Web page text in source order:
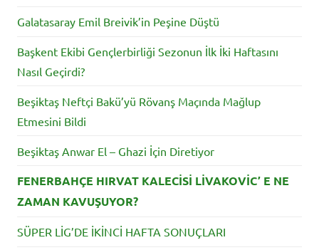
Galatasaray Emil Breivik’in Peşine Düştü
Başkent Ekibi Gençlerbirliği Sezonun İlk İki Haftasını
Nasıl Geçirdi?
Beşiktaş Neftçi Bakü’yü Rövanş Maçında Mağlup
Etmesini Bildi
Beşiktaş Anwar El – Ghazi İçin Diretiyor
FENERBAHÇE HIRVAT KALECİSİ LİVAKOVİC’ E NE
ZAMAN KAVUŞUYOR?
SÜPER LİG’DE İKİNCİ HAFTA SONUÇLARI